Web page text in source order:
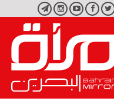
تويتر فيسبوكيوتيوبانستجرامتليجرام